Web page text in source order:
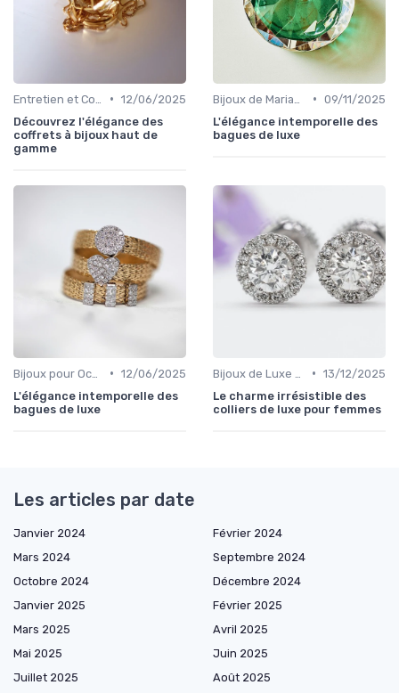
• 12/06/2025
Découvrez l'élégance des
coffrets à bijoux haut de
gamme
• 09/11/2025
L'élégance intemporelle des
bagues de luxe
• 12/06/2025
L'élégance intemporelle des
bagues de luxe
• 13/12/2025
Le charme irrésistible des
colliers de luxe pour femmes
Les articles par date
Janvier 2024
Février 2024
Mars 2024
Septembre 2024
Octobre 2024
Décembre 2024
Janvier 2025
Février 2025
Mars 2025
Avril 2025
Mai 2025
Juin 2025
Juillet 2025
Août 2025